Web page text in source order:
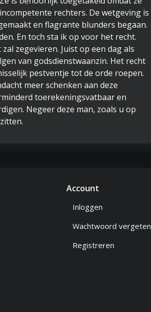
rechters. De wetgeving is
en flagrante blunders begaan.
En toch sta ik op voor het recht.
zegevieren. Juist op een dag als
van godsdienstwaanzin. Het recht
pestventje tot de orde roepen.
meer schenken aan deze
toerekeningsvatbaar en
Negeer deze man, zoals u op
Account
Inloggen
Wachtwoord vergeten
Registreren